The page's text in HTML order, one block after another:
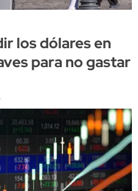
los dólares en
para no gastar